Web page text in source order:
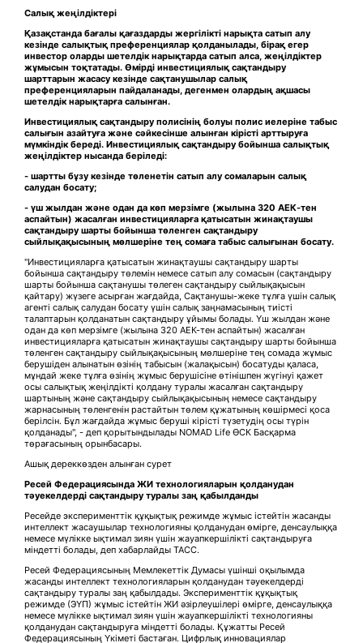
Салық жеңілдіктері
Қазақстанда бағалы қағаздарды жергілікті нарықта сатып алу
кезінде салықтық преференциялар қолданылады, бірақ егер
инвестор оларды шетелдік нарықтарда сатып алса, жеңілдіктер
жұмысын тоқтатады. Өмірді инвестициялық сақтандыру
шарттарын жасасу кезінде сақтанушылар салық
преференцияларын пайдаланады, дегенмен олардың ақшасы
шетелдік нарықтарға салынған.
Инвестициялық сақтандыру полисінің болуы полис иелеріне табыс
салығын азайтуға және сәйкесінше алынған кірісті арттыруға
мүмкіндік береді. Инвестициялық сақтандыру бойынша салықтық
жеңілдіктер нысанда беріледі:
- шартты бұзу кезінде төленетін сатып алу сомаларын салық
салудан босату;
- үш жылдан және одан да көп мерзімге (жылына 320 АЕК-тен
аспайтын) жасалған инвестицияларға қатысатын жинақтаушы
сақтандыру шарты бойынша төленген сақтандыру
сыйлықақысының мөлшеріне тең сомаға табыс салығынан босату.
"Инвестицияларға қатысатын жинақтаушы сақтандыру шарты
бойынша сақтандыру төлемін немесе сатып алу сомасын (сақтандыру
шарты бойынша сақтанушы төлеген сақтандыру сыйлықақысын
қайтару) жүзеге асырған жағдайда, Сақтанушы-жеке тұлға үшін салық
агенті салық салудан босату үшін салық заңнамасының тиісті
талаптарын қолданатын сақтандыру ұйымы болады. Үш жылдан және
одан да көп мерзімге (жылына 320 АЕК-тен аспайтын) жасалған
инвестицияларға қатысатын жинақтаушы сақтандыру шарты бойынша
төленген сақтандыру сыйлықақысының мөлшеріне тең сомада жұмыс
берушіден алынатын өзінің табысын (жалақысын) босатуды қаласа,
мұндай жеке тұлға өзінің жұмыс берушісіне өтінішпен жүгінуі қажет
осы салықтық жеңілдікті қолдану туралы жасалған сақтандыру
шартының және сақтандыру сыйлықақысының немесе сақтандыру
жарнасының төленгенін растайтын төлем құжатының көшірмесі қоса
берілсін. Бұл жағдайда жұмыс беруші кірісті түзетудің осы түрін
қолданады", - деп қорытындылады NOMAD Life ӨСК Басқарма
төрағасының орынбасары.
Ашық дереккөзден алынған сурет
Ресей Федерациясында ЖИ технологияларын қолданудан
тәуекелдерді сақтандыру туралы заң қабылданды
Ресейде эксперименттік құқықтық режимде жұмыс істейтін жасанды
интеллект жасаушылар технологияны қолданудан өмірге, денсаулыққа
немесе мүлікке ықтимал зиян үшін жауапкершілікті сақтандыруға
міндетті болады, деп хабарлайды ТАСС.
Ресей Федерациясының Мемлекеттік Думасы үшінші оқылымда
жасанды интеллект технологияларын қолданудан тәуекелдерді
сақтандыру туралы заң қабылдады. Эксперименттік құқықтық
режимде (ЭҮП) жұмыс істейтін ЖИ әзірлеушілері өмірге, денсаулыққа
немесе мүлікке ықтимал зиян үшін жауапкершілікті технологияны
қолданудан сақтандыруға міндетті болады. Құжатты Ресей
Федерациясының Үкіметі бастаған. Цифрлық инновациялар